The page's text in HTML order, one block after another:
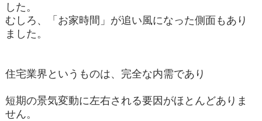
した。
むしろ、「お家時間」が追い風になった側面もあり
ました。
住宅業界というものは、完全な内需であり
短期の景気変動に左右される要因がほとんどありま
せん。